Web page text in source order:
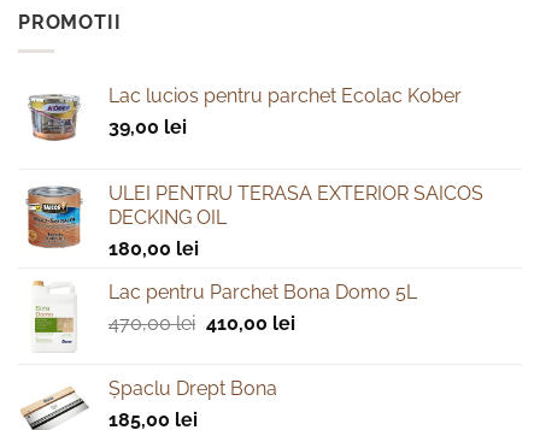
PROMOTII
Lac lucios pentru parchet Ecolac Kober
39,00 lei
ULEI PENTRU TERASA EXTERIOR SAICOS
DECKING OIL
180,00 lei
Lac pentru Parchet Bona Domo 5L
470,00lei Prețul
fost:
410,00 leiPrețul
Şpaclu Drept Bona
185,00 lei